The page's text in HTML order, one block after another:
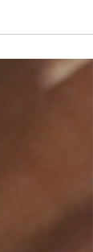
vidas onde